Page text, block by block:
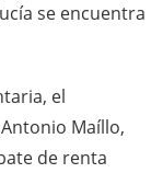
se encuentra
el
Maíllo,
de renta